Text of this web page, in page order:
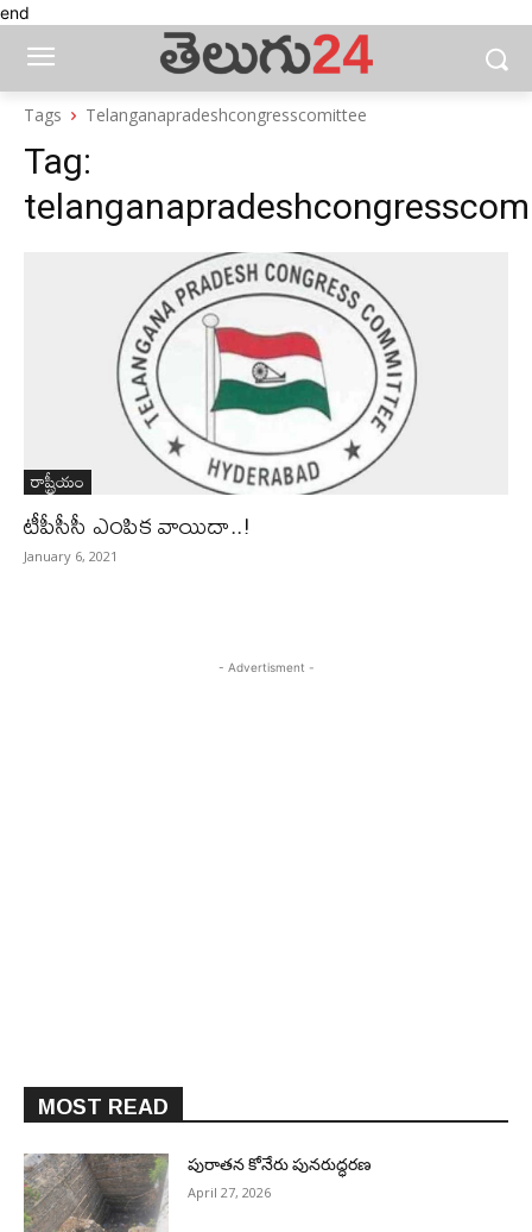
end
Tags Telanganapradeshcongresscomittee
Tag:
రాష్ట్రీయం
టీపీసీసీ ఎంపిక వాయిదా..!
January 6, 2021
- Advertisment -
MOST READ
పురాత‌న కోనేరు పున‌రుద్ధ‌ర‌ణ
April 27, 2026